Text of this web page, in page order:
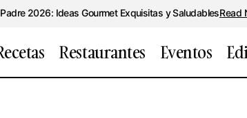
2026: Ideas Gourmet Exquisitas y SaludablesRead
Restaurantes Eventos
muy Exquisitia! Ofertas Gourmet